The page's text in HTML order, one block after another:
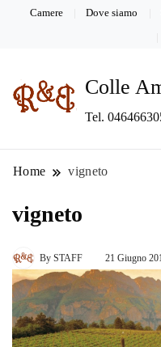
Camere Dove siamo
Colle
Tel.
Home vigneto
vigneto
By STAFF 21 Giugno